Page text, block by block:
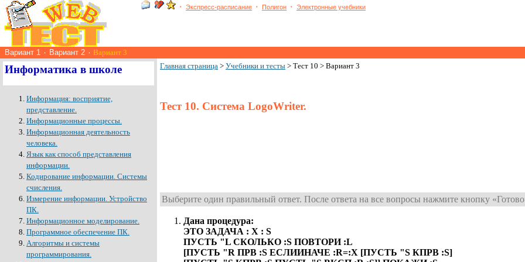
٠ Экспресс-расписание ٠ Полигон ٠ Электронные учебники
Вариант 1 ٠ Вариант 2 ٠ Вариант 3
Информатика в школе
Информация: восприятие,
представление.
Информационные процессы.
Информационная деятельность
человека.
Язык как способ представления
информации.
Кодирование информации. Системы
счисления.
Измерение информации. Устройство
ПК.
Информационное моделирование.
Программное обеспечение ПК.
Алгоритмы и системы
программирования.
Главная страница > Учебники и тесты > Тест 10 > Вариант 3
Тест 10. Система LogoWriter.
Выберите один правильный ответ. После ответа на все вопросы нажмите кнопку
Дана процедура:
ЭТО ЗАДАЧА : X : S
ПУСТЬ "L СКОЛЬКО :S ПОВТОРИ :L
[ПУСТЬ "R ПРВ :S ЕСЛИИНАЧЕ :R=:X [ПУСТЬ "S КПРВ :S]